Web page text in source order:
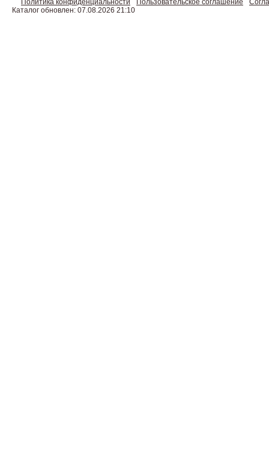
Политика конфиденциальности Пользовательское соглашение
Каталог обновлен: 07.08.2026 21:10